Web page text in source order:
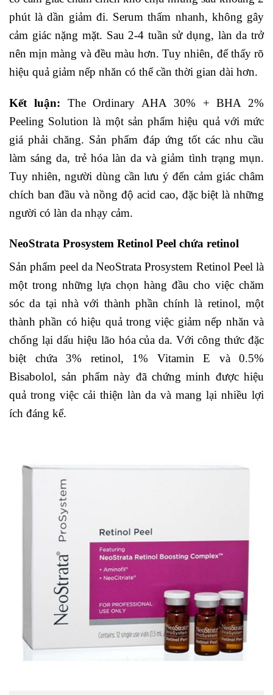
phút là dần giảm đi. Serum thấm nhanh, không gây
cảm giác nặng mặt. Sau 2-4 tuần sử dụng, làn da trở
nên mịn màng và đều màu hơn. Tuy nhiên, để thấy rõ
hiệu quả giảm nếp nhăn có thể cần thời gian dài hơn.
Kết luận: The Ordinary AHA 30% + BHA 2%
Peeling Solution là một sản phẩm hiệu quả với mức
giá phải chăng. Sản phẩm đáp ứng tốt các nhu cầu
làm sáng da, trẻ hóa làn da và giảm tình trạng mụn.
Tuy nhiên, người dùng cần lưu ý đến cảm giác châm
chích ban đầu và nồng độ acid cao, đặc biệt là những
người có làn da nhạy cảm.
NeoStrata Prosystem Retinol Peel chứa retinol
Sản phẩm peel da NeoStrata Prosystem Retinol Peel là
một trong những lựa chọn hàng đầu cho việc chăm
sóc da tại nhà với thành phần chính là retinol, một
thành phần có hiệu quả trong việc giảm nếp nhăn và
chống lại dấu hiệu lão hóa của da. Với công thức đặc
biệt chứa 3% retinol, 1% Vitamin E và 0.5%
Bisabolol, sản phẩm này đã chứng minh được hiệu
quả trong việc cải thiện làn da và mang lại nhiều lợi
ích đáng kể.